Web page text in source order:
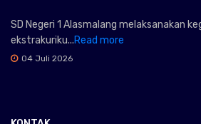
SD Negeri 1 Alasmalang melaksanakan
ekstrakuriku...Read more
04 Juli 2026